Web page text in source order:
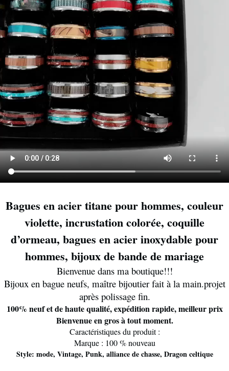
Bagues en acier titane pour hommes, couleur
violette, incrustation colorée, coquille
d’ormeau, bagues en acier inoxydable pour
hommes, bijoux de bande de mariage
Bienvenue dans ma boutique!!!
Bijoux en bague neufs, maître bijoutier fait à la main.projet
après polissage fin.
100% neuf et de haute qualité, expédition rapide, meilleur prix
Bienvenue en gros à tout moment.
Caractéristiques du produit :
Marque : 100 % nouveau
Style: mode, Vintage, Punk, alliance de chasse, Dragon celtique